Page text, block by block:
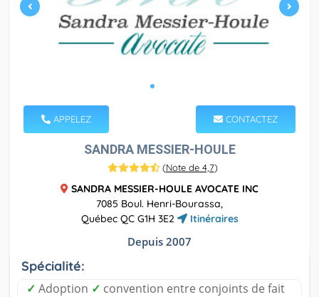
APPELEZ CONTACTEZ
SANDRA MESSIER-HOULE
(Note de 4,7)
SANDRA MESSIER-HOULE AVOCATE INC
7085 Boul. Henri-Bourassa,
Québec QC G1H 3E2
Itinéraires
Depuis 2007
Spécialité:
✓ Adoption ✓ convention entre conjoints de fait